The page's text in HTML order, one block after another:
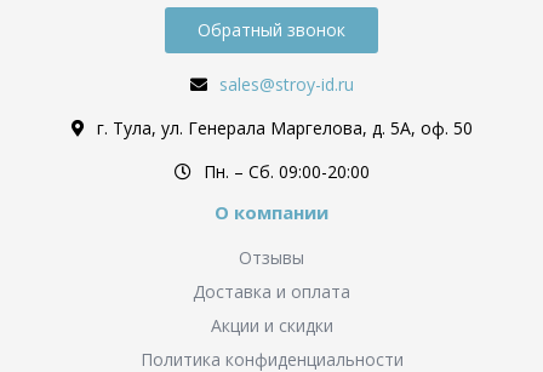
Обратный звонок
sales@stroy-id.ru
г. Тула, ул. Генерала Маргелова, д. 5А, оф. 50
Пн. – Cб. 09:00-20:00
О компании
Отзывы
Доставка и оплата
Акции и скидки
Политика конфиденциальности